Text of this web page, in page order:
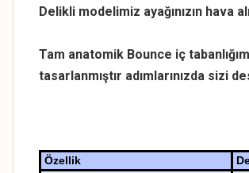
Delikli modelimiz ayağınızın hava
Tam anatomik Bounce iç
tasarlanmıştır adımlarınızda sizi
Özellik